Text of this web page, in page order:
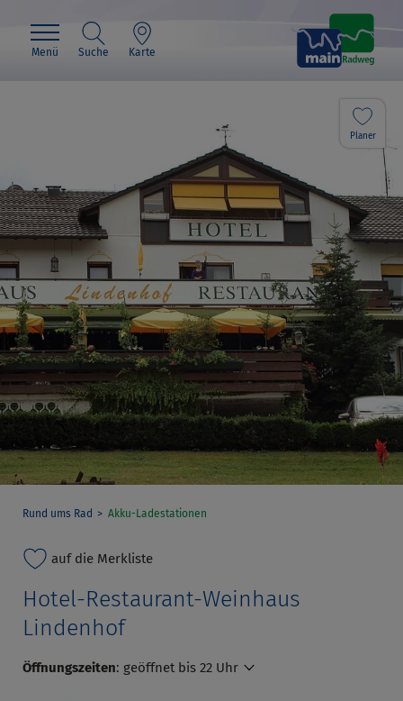
Menü Suche Karte
Planer
Rund ums Rad Akku-Ladestationen
auf die Merkliste
Hotel-Restaurant-Weinhaus
Lindenhof
Öffnungszeiten: geöffnet bis 22 Uhr